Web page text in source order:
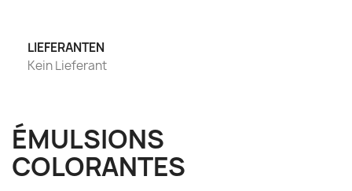
LIEFERANTEN
Kein Lieferant
ÉMULSIONS
COLORANTES